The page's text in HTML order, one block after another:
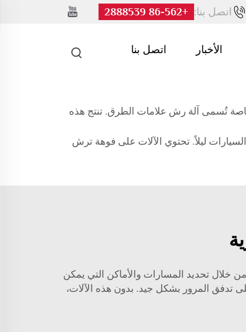
اتصل بنا: +86-562 2888539
الأخبار اتصل بنا
تُسمى آلة رش علامات الطرق. تنتج هذه
ليلاً. تحتوي الآلات على فوهة ترش
خلال تحديد المسارات والأماكن التي يمكن
تدفق المرور بشكل جيد. بدون هذه الآلات،